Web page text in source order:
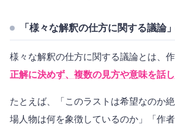
「様々な解釈の仕方に関する議論
様々な解釈の仕方に関する議論とは、作
正解に決めず、複数の見方や意味を話
たとえば、「このラストは希望なのか
場人物は何を象徴しているのか」「作